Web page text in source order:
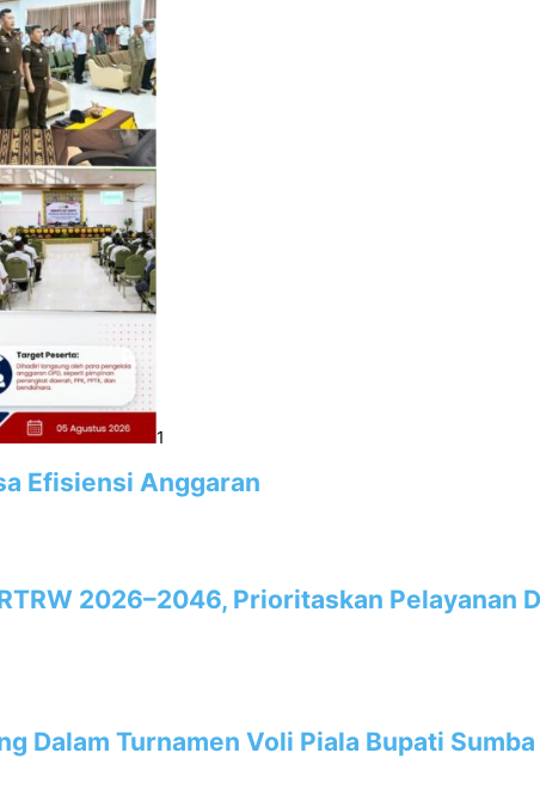
1
Efisiensi Anggaran
2026–2046, Prioritaskan Pelayanan
Dalam Turnamen Voli Piala Bupati